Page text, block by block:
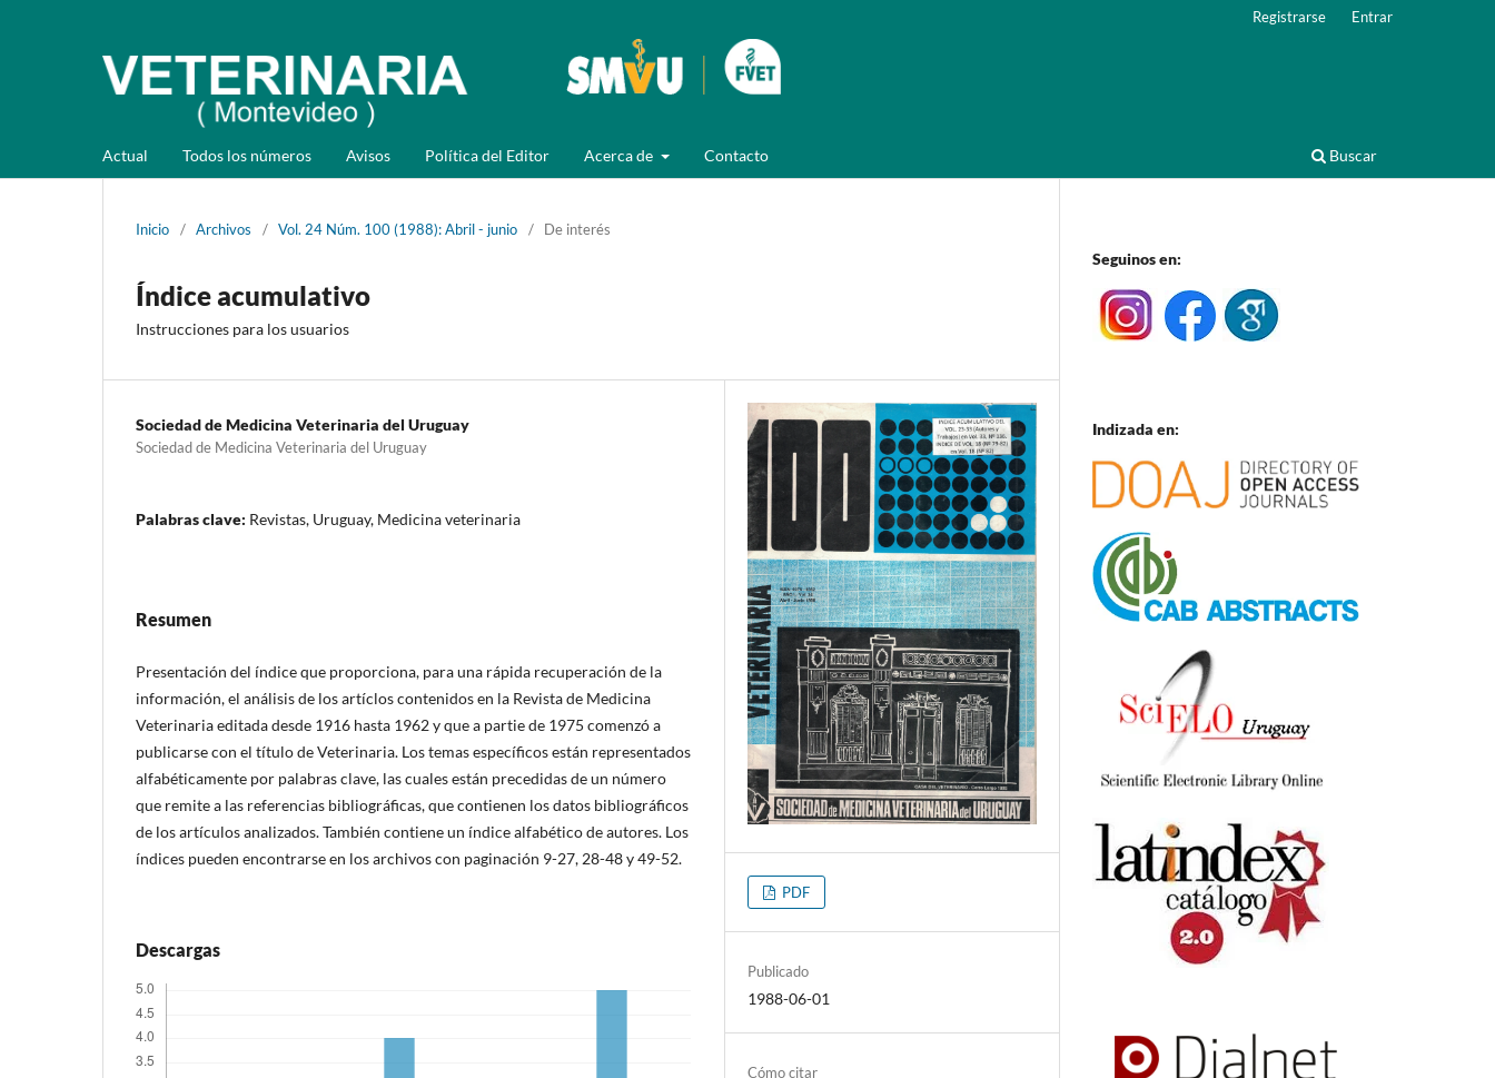
Actual Todos los números Avisos Política del Editor Acerca de Contacto Buscar
Registrarse Entrar
Inicio / Archivos / Vol. 24 Núm. 100 (1988): Abril - junio / De interés
Índice acumulativo
Instrucciones para los usuarios
Sociedad de Medicina Veterinaria del Uruguay
Sociedad de Medicina Veterinaria del Uruguay
Palabras clave: Revistas, Uruguay, Medicina veterinaria
Resumen
Presentación del índice que proporciona, para una rápida recuperación de la
información, el análisis de los artíclos contenidos en la Revista de Medicina
Veterinaria editada desde 1916 hasta 1962 y que a partie de 1975 comenzó a
publicarse con el título de Veterinaria. Los temas específicos están representados
alfabéticamente por palabras clave, las cuales están precedidas de un número
que remite a las referencias bibliográficas, que contienen los datos bibliográficos
de los artículos analizados. También contiene un índice alfabético de autores. Los
índices pueden encontrarse en los archivos con paginación 9-27, 28-48 y 49-52.
Descargas
PDF
Publicado
1988-06-01
Cómo citar
Seguinos en:
Indizada en: